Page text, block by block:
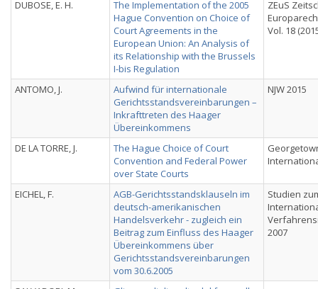
DUBOSE, E. H.
The Implementation of the 2005
Hague Convention on Choice of
Court Agreements in the
European Union: An Analysis of
its Relationship with the Brussels
I-bis Regulation
ZEuS
Vol. 18
ANTOMO, J.
Aufwind für internationale
Gerichtsstandsvereinbarungen –
Inkrafttreten des Haager
Übereinkommens
NJW 2015
DE LA TORRE, J.
The Hague Choice of Court
Convention and Federal Power
over State Courts
EICHEL, F.
AGB-Gerichtsstandsklauseln im
deutsch-amerikanischen
Handelsverkehr - zugleich ein
Beitrag zum Einfluss des Haager
Übereinkommens über
Gerichtsstandsvereinbarungen
vom 30.6.2005
Studien
2007